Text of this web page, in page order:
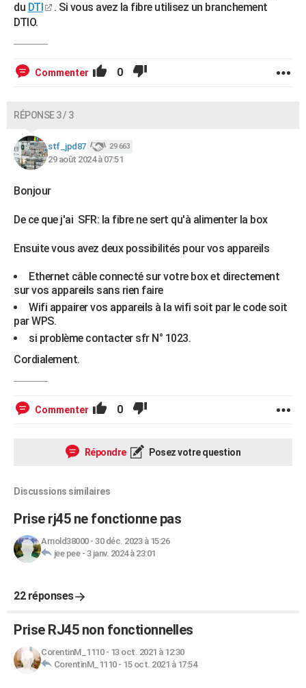
du DTI
. Si vous avez la fibre utilisez un branchement
DTIO.
Commenter 0
RÉPONSE 3 / 3
stf_jpd87 29 663
29 août 2024 à 07:51
Bonjour
De ce que j'ai SFR: la fibre ne sert qu'à alimenter la box
Ensuite vous avez deux possibilités pour vos appareils
Ethernet câble connecté sur votre box et directement
sur vos appareils sans rien faire
Wifi appairer vos appareils à la wifi soit par le code soit
par WPS.
si problème contacter sfr N° 1023.
Cordialement.
Commenter 0
Répondre Posez votre question
Discussions similaires
Prise rj45 ne fonctionne pas
Arnold38000- 30 déc. 2023 à 15:26
jee pee- 3 janv. 2024 à 23:01
22 réponses
Prise RJ45 non fonctionnelles
CorentinM_1110- 13 oct. 2021 à 12:30
CorentinM_1110- 15 oct. 2021 à 17:54